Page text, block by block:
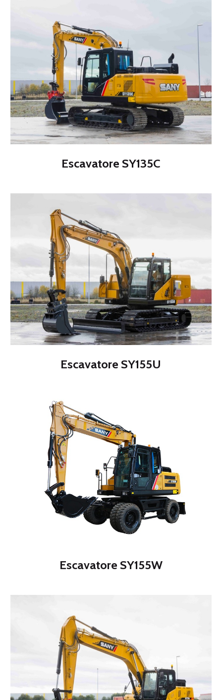
Nel caso in cui ci si trovi a lavorare in ambienti
ristretti o in cui si ha la necessità di utilizzare
macchinari facilmente trasportabili, si può far
affidamento ai miniescavatori: mezzi che offrono
tutti i vantaggi di una ruspa o pala cingolata pur
non avendone la stessa potenza.
Gli escavatori e i miniescavatori da noi proposti si
adattano a qualsiasi utilizzo, garantendo la
massima resa con il minimo sforzo.
Escavatore SY135C
Escavatore SY155U
Escavatore SY155W